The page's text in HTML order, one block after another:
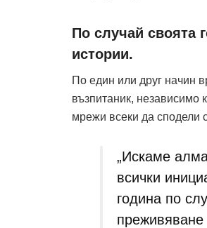
По случай своята
истории.
По един или друг начин
възпитаник, независимо
мрежи всеки да сподели
„Искаме
всички
година по
преживяване